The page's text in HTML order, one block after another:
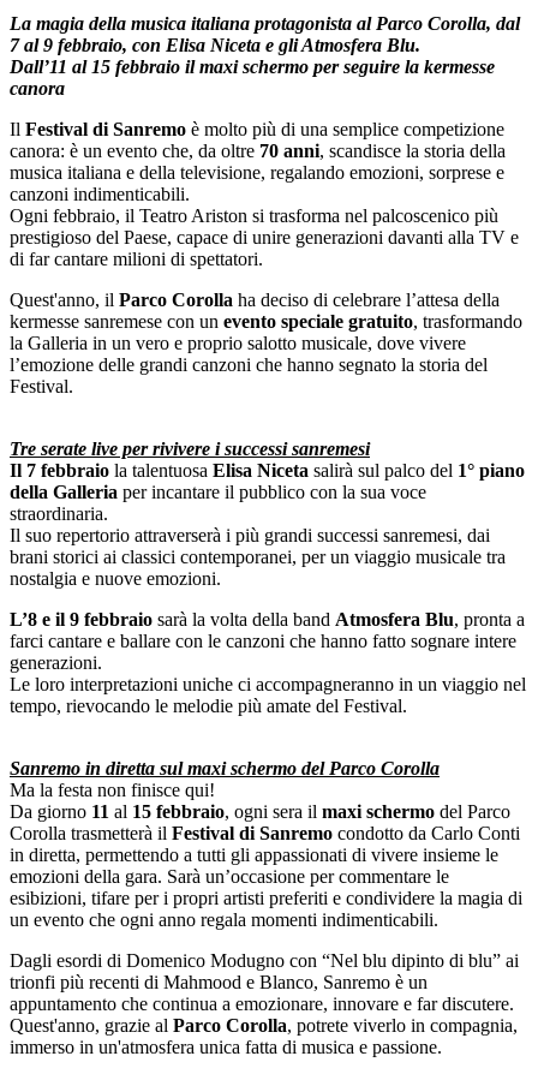
La magia della musica italiana protagonista al Parco Corolla, dal
7 al 9 febbraio, con Elisa Niceta e gli Atmosfera Blu.
Dall’11 al 15 febbraio il maxi schermo per seguire la kermesse
canora
Il Festival di Sanremo è molto più di una semplice competizione
canora: è un evento che, da oltre 70 anni, scandisce la storia della
musica italiana e della televisione, regalando emozioni, sorprese e
canzoni indimenticabili.
Ogni febbraio, il Teatro Ariston si trasforma nel palcoscenico più
prestigioso del Paese, capace di unire generazioni davanti alla TV e
di far cantare milioni di spettatori.
Quest'anno, il Parco Corolla ha deciso di celebrare l’attesa della
kermesse sanremese con un evento speciale gratuito, trasformando
la Galleria in un vero e proprio salotto musicale, dove vivere
l’emozione delle grandi canzoni che hanno segnato la storia del
Festival.
Tre serate live per rivivere i successi sanremesi
Il 7 febbraio la talentuosa Elisa Niceta salirà sul palco del 1° piano
della Galleria per incantare il pubblico con la sua voce
straordinaria.
Il suo repertorio attraverserà i più grandi successi sanremesi, dai
brani storici ai classici contemporanei, per un viaggio musicale tra
nostalgia e nuove emozioni.
L’8 e il 9 febbraio sarà la volta della band Atmosfera Blu, pronta a
farci cantare e ballare con le canzoni che hanno fatto sognare intere
generazioni.
Le loro interpretazioni uniche ci accompagneranno in un viaggio nel
tempo, rievocando le melodie più amate del Festival.
Sanremo in diretta sul maxi schermo del Parco Corolla
Ma la festa non finisce qui!
Da giorno 11 al 15 febbraio, ogni sera il maxi schermo del Parco
Corolla trasmetterà il Festival di Sanremo condotto da Carlo Conti
in diretta, permettendo a tutti gli appassionati di vivere insieme le
emozioni della gara. Sarà un’occasione per commentare le
esibizioni, tifare per i propri artisti preferiti e condividere la magia di
un evento che ogni anno regala momenti indimenticabili.
Dagli esordi di Domenico Modugno con “Nel blu dipinto di blu” ai
trionfi più recenti di Mahmood e Blanco, Sanremo è un
appuntamento che continua a emozionare, innovare e far discutere.
Quest'anno, grazie al Parco Corolla, potrete viverlo in compagnia,
immerso in un'atmosfera unica fatta di musica e passione.